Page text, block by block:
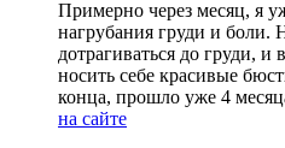
Примерно через месяц, я
нагрубания груди и боли.
дотрагиваться до груди, и
носить себе красивые
конца, прошло уже 4
на сайте